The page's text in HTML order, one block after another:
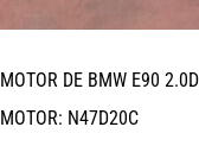
MOTOR DE BMW E90
MOTOR: N47D20C